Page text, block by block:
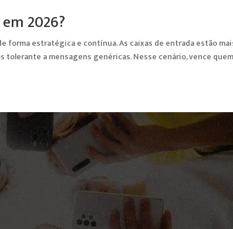
2026?
forma estratégica e contínua. As caixas de entrada estão
a mensagens genéricas. Nesse cenário, vence